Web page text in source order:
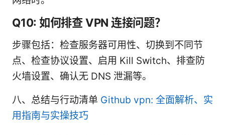
Q10: 如何排查 VPN 连接问题？
步骤包括：检查服务器可用性、切换到不同节
点、检查协议设置、启用 Kill Switch、排查防
火墙设置、确认无 DNS 泄漏等。
八、总结与行动清单 Github vpn: 全面解析、实
用指南与实操技巧